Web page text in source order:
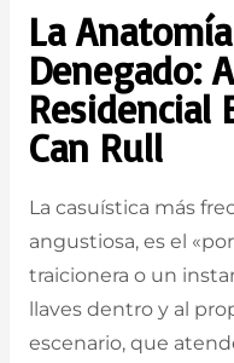
La
Denegado:
Residencial
Can Rull
La casuística más
angustiosa, es el
traicionera o un
llaves dentro y al
escenario, que